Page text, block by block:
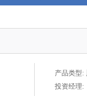
产品类型:
投资经理: